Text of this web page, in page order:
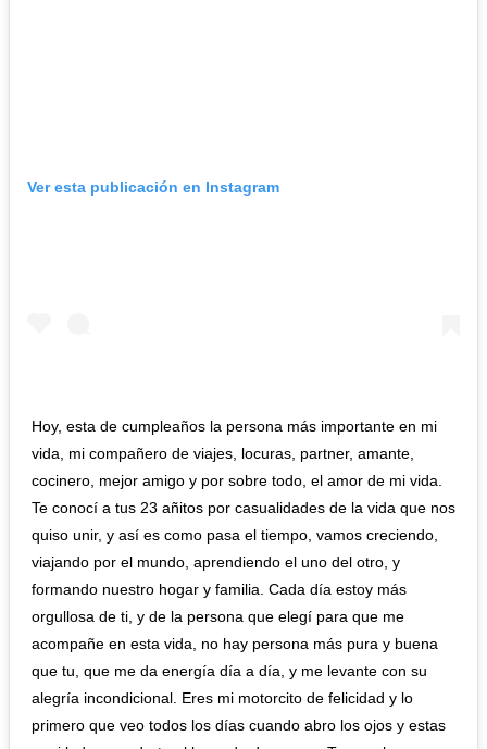
Ver esta publicación en Instagram
Hoy, esta de cumpleaños la persona más importante en mi
vida, mi compañero de viajes, locuras, partner, amante,
cocinero, mejor amigo y por sobre todo, el amor de mi vida.
Te conocí a tus 23 añitos por casualidades de la vida que nos
quiso unir, y así es como pasa el tiempo, vamos creciendo,
viajando por el mundo, aprendiendo el uno del otro, y
formando nuestro hogar y familia. Cada día estoy más
orgullosa de ti, y de la persona que elegí para que me
acompañe en esta vida, no hay persona más pura y buena
que tu, que me da energía día a día, y me levante con su
alegría incondicional. Eres mi motorcito de felicidad y lo
primero que veo todos los días cuando abro los ojos y estas